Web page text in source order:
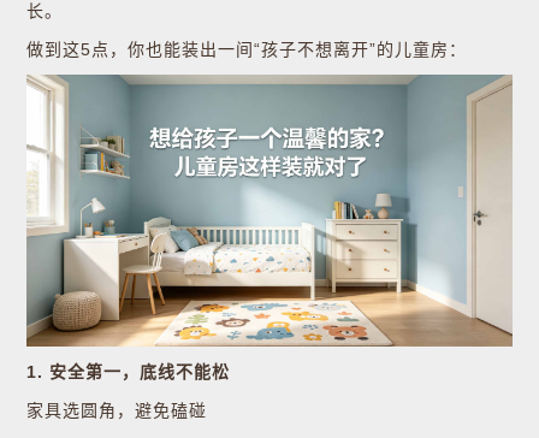
长。
做到这5点，你也能装出一间“孩子不想离开”的儿童房：
1. 安全第一，底线不能松
家具选圆角，避免磕碰